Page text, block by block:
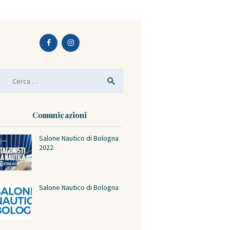
Comunicazioni
Salone Nautico di Bologna
2022
Salone Nautico di Bologna